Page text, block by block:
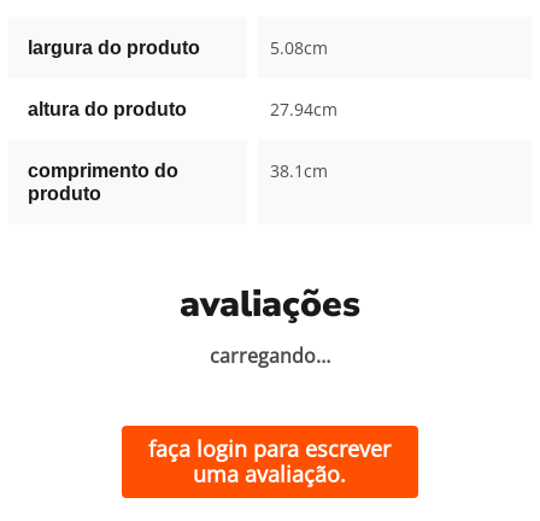
largura do produto 5.08cm
altura do produto 27.94cm
comprimento do
produto
38.1cm
avaliações
carregando…
faça login para escrever
uma avaliação.